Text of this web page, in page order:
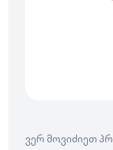
ვერ მოვიძიეთ